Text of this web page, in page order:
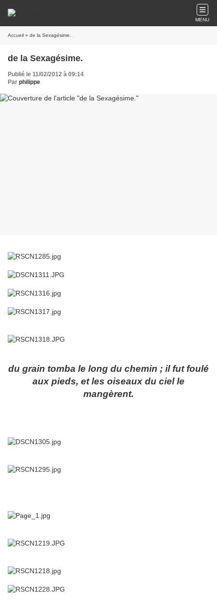
MENU
Accueil » de la Sexagésime.
de la Sexagésime.
Publié le 11/02/2012 à 09:14
Par philippe
du grain tomba le long du chemin ; il fut foulé
aux pieds, et les oiseaux du ciel le
mangèrent.